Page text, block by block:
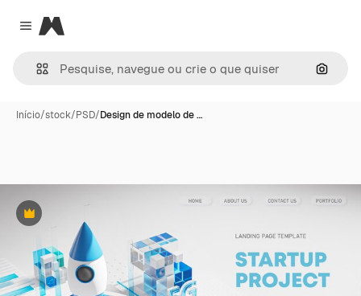
Close menu
Magnific
Início/stock/PSD/Design de modelo de …
Premium